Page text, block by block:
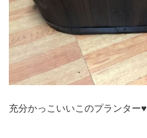
充分かっこいいこのプランター♥